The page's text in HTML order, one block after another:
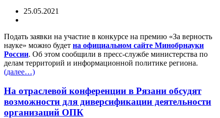
25.05.2021
Подать заявки на участие в конкурсе на премию «За верность
науке» можно будет на официальном сайте Минобрнауки
России. Об этом сообщили в пресс-службе министерства по
делам территорий и информационной политике региона.
(далее…)
На отраслевой конференции в Рязани обсудят
возможности для диверсификации деятельности
организаций ОПК